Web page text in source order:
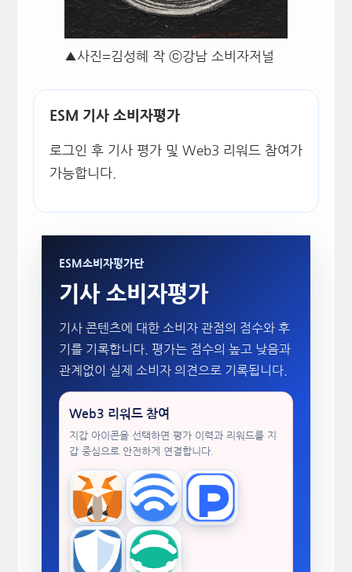
▲사진=김성혜 작 ⓒ강남 소비자저널
ESM 기사 소비자평가
로그인 후 기사 평가 및 Web3 리워드 참여가
가능합니다.
ESM소비자평가단
기사 소비자평가
기사 콘텐츠에 대한 소비자 관점의 점수와 후
기를 기록합니다. 평가는 점수의 높고 낮음과
관계없이 실제 소비자 의견으로 기록됩니다.
Web3 리워드 참여
지갑 아이콘을 선택하면 평가 이력과 리워드를 지
갑 중심으로 안전하게 연결합니다.
MetaMask WalletConnectTokenPocket
Trust Wallet imToken